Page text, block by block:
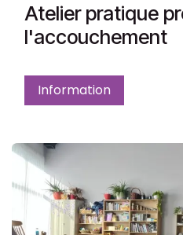
Atelier pratique
l'accouchement
Information